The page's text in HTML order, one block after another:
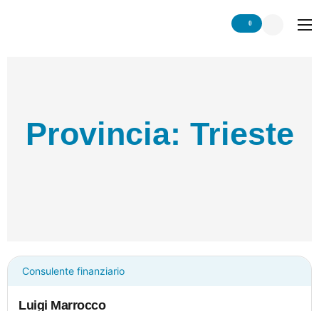
Network
0
Provincia: Trieste
Consulente finanziario
Luigi Marrocco